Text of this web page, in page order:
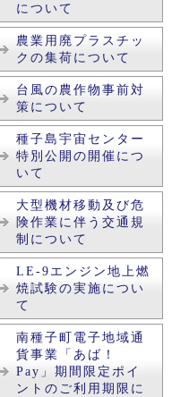
について
農業用廃プラスチッ
クの集荷について
台風の農作物事前対
策について
種子島宇宙センター
特別公開の開催につ
いて
大型機材移動及び危
険作業に伴う交通規
制について
LE-9エンジン地上燃
焼試験の実施につい
て
南種子町電子地域通
貨事業「あば！
Pay」期間限定ポイ
ントのご利用期限に